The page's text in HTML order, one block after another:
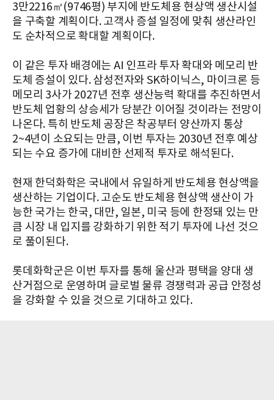
3만2216㎡(9746평) 부지에 반도체용 현상액 생산시설
을 구축할 계획이다. 고객사 증설 일정에 맞춰 생산라인
도 순차적으로 확대할 계획이다.
이 같은 투자 배경에는 AI 인프라 투자 확대와 메모리 반
도체 증설이 있다. 삼성전자와 SK하이닉스, 마이크론 등
메모리 3사가 2027년 전후 생산능력 확대를 추진하면서
반도체 업황의 상승세가 당분간 이어질 것이라는 전망이
나온다. 특히 반도체 공장은 착공부터 양산까지 통상
2~4년이 소요되는 만큼, 이번 투자는 2030년 전후 예상
되는 수요 증가에 대비한 선제적 투자로 해석된다.
현재 한덕화학은 국내에서 유일하게 반도체용 현상액을
생산하는 기업이다. 고순도 반도체용 현상액 생산이 가
능한 국가는 한국, 대만, 일본, 미국 등에 한정돼 있는 만
큼 시장 내 입지를 강화하기 위한 적기 투자에 나선 것으
로 풀이된다.
롯데화학군은 이번 투자를 통해 울산과 평택을 양대 생
산거점으로 운영하며 글로벌 물류 경쟁력과 공급 안정성
을 강화할 수 있을 것으로 기대하고 있다.